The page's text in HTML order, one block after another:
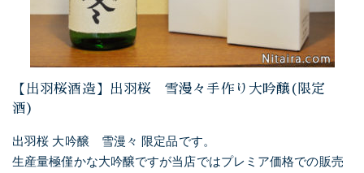
【出羽桜酒造】出羽桜 雪漫々手作り大吟醸(限定
酒)
出羽桜 大吟醸 雪漫々 限定品です。
生産量極僅かな大吟醸ですが当店ではプレミア価格での販売